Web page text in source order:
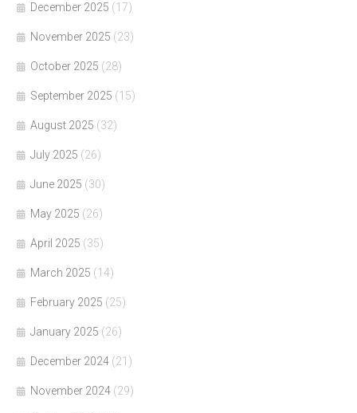
December 2025 (17)
November 2025 (23)
October 2025 (28)
September 2025 (15)
August 2025 (32)
July 2025 (26)
June 2025 (30)
May 2025 (26)
April 2025 (35)
March 2025 (14)
February 2025 (25)
January 2025 (26)
December 2024 (21)
November 2024 (29)